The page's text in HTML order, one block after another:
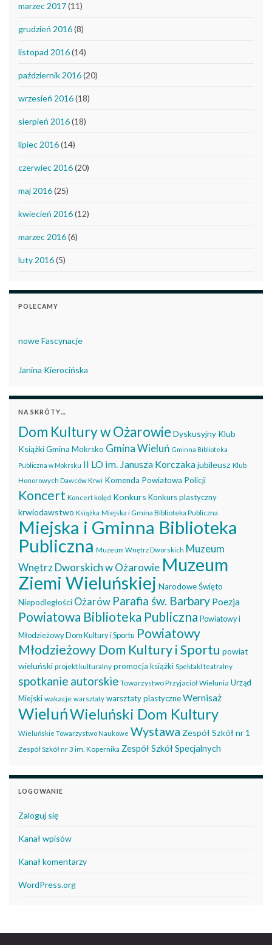
marzec 2017(11)
grudzień 2016(8)
listopad 2016(14)
październik 2016(20)
wrzesień 2016(18)
sierpień 2016(18)
lipiec 2016(14)
czerwiec 2016(20)
maj 2016(25)
kwiecień 2016(12)
marzec 2016(6)
luty 2016(5)
POLECAMY
nowe Fascynacje
Janina Kierocińska
NA SKRÓTY…
Dom Kultury w Ożarowie Dyskusyjny Klub
KsiążkiGmina Mokrsko Gmina Wieluń Gminna Biblioteka
Publiczna w Mokrsku II LO im. Janusza Korczakajubileusz Klub
Honorowych Dawców Krwi Komenda Powiatowa Policji
Koncert Koncert kolęd Konkurs Konkurs plastyczny
krwiodawstwo Książka Miejska i Gmina Biblioteka Publiczna
Miejska i Gminna Biblioteka
Publiczna Muzeum Wnętrz Dworskich Muzeum
Wnętrz Dworskich w Ożarowie Muzeum
Ziemi Wieluńskiej Narodowe Święto
Niepodległości Ożarów Parafia św. Barbary Poezja
Powiatowa Biblioteka Publiczna Powiatowy i
Młodzieżowy Dom Kultury i Sportu Powiatowy
Młodzieżowy Dom Kultury i Sportu powiat
wieluński projekt kulturalny promocja książki Spektakl teatralny
spotkanie autorskie Towarzystwo Przyjaciół Wielunia Urząd
Miejski wakacje warsztaty warsztaty plastyczneWernisaż
WieluńWieluński Dom Kultury
Wieluńskie Towarzystwo Naukowe Wystawa Zespół Szkół nr 1
Zespół Szkół nr 3 im. Kopernika Zespół Szkół Specjalnych
LOGOWANIE
Zaloguj się
Kanał wpisów
Kanał komentarzy
WordPress.org